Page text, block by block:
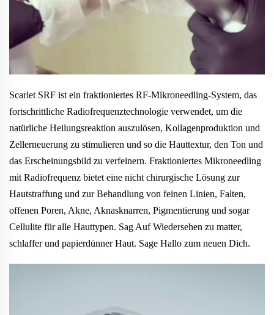
Scarlet SRF ist ein fraktioniertes RF-Mikroneedling-System, das
fortschrittliche Radiofrequenztechnologie verwendet, um die
natürliche Heilungsreaktion auszulösen, Kollagenproduktion und
Zellerneuerung zu stimulieren und so die Hauttextur, den Ton und
das Erscheinungsbild zu verfeinern. Fraktioniertes Mikroneedling
mit Radiofrequenz bietet eine nicht chirurgische Lösung zur
Hautstraffung und zur Behandlung von feinen Linien, Falten,
offenen Poren, Akne, Aknasknarren, Pigmentierung und sogar
Cellulite für alle Hauttypen. Sag Auf Wiedersehen zu matter,
schlaffer und papierdünner Haut. Sage Hallo zum neuen Dich.